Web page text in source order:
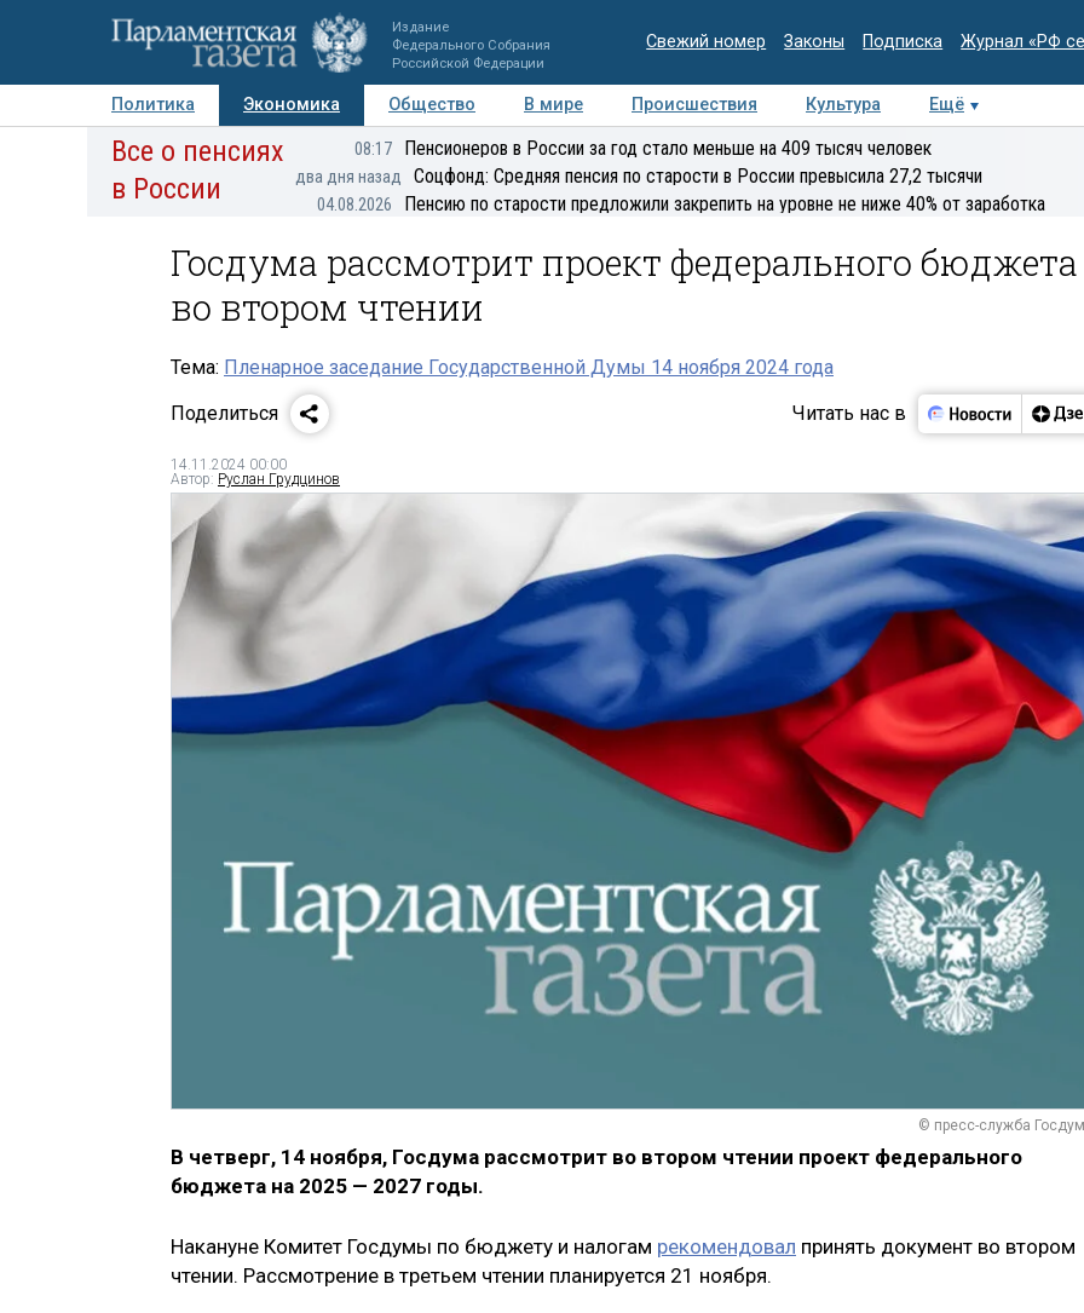
Издание
Федерального Собрания
Российской Федерации
Свежий номер Законы Подписка Журнал «РФ
Политика Экономика Общество В мире Происшествия Культура
Ещё
Авторы Персоны Мнения Регионы Медиацентр Интервью Колумнисты
Все о пенсиях
в России
08:17 Пенсионеров в России за год стало меньше на 409 тысяч человек
два дня назад Соцфонд: Средняя пенсия по старости в России превысила 27,2 тысячи
04.08.2026 Пенсию по старости предложили закрепить на уровне не ниже 40% от заработка
Госдума рассмотрит проект федерального бюджета
во втором чтении
Тема: Пленарное заседание Государственной Думы 14 ноября 2024 года
Поделиться
Читать нас в
14.11.2024 00:00
Автор: Руслан Грудцинов
© пресс-служба
В четверг, 14 ноября, Госдума рассмотрит во втором чтении проект федерального
бюджета на 2025 — 2027 годы.
Накануне Комитет Госдумы по бюджету и налогам рекомендовал принять документ во втором
чтении. Рассмотрение в третьем чтении планируется 21 ноября.